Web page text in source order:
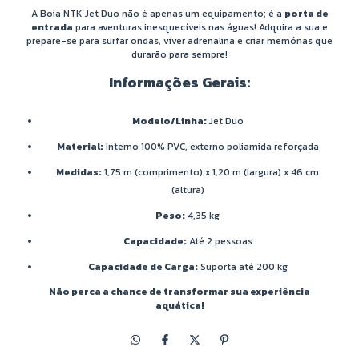
A Boia NTK Jet Duo não é apenas um equipamento; é a porta de
entrada para aventuras inesquecíveis nas águas! Adquira a sua e
prepare-se para surfar ondas, viver adrenalina e criar memórias que
durarão para sempre!
Informações Gerais:
Modelo/Linha:Jet Duo
Material:Interno 100% PVC, externo poliamida reforçada
Medidas:1,75 m (comprimento) x 1,20 m (largura) x 46 cm
(altura)
Peso:4,35 kg
Capacidade:Até 2 pessoas
Capacidade de Carga:Suporta até 200 kg
Não perca a chance de transformar sua experiência
aquática!